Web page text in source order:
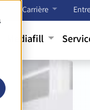
Carrière
Mediafill